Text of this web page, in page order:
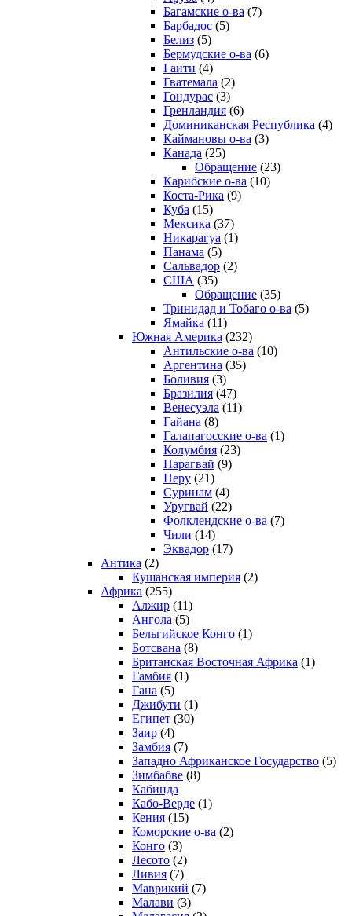
Багамские о-ва (7)
Барбадос (5)
Белиз (5)
Бермудские о-ва (6)
Гаити (4)
Гватемала (2)
Гондурас (3)
Гренландия (6)
Доминиканская Республика (4)
Каймановы о-ва (3)
Канада (25)
Обращение (23)
Карибские о-ва (10)
Коста-Рика (9)
Куба (15)
Мексика (37)
Никарагуа (1)
Панама (5)
Сальвадор (2)
США (35)
Обращение (35)
Тринидад и Тобаго о-ва (5)
Ямайка (11)
Южная Америка (232)
Антильские о-ва (10)
Аргентина (35)
Боливия (3)
Бразилия (47)
Венесуэла (11)
Гайана (8)
Галапагосские о-ва (1)
Колумбия (23)
Парагвай (9)
Перу (21)
Суринам (4)
Уругвай (22)
Фолклендские о-ва (7)
Чили (14)
Эквадор (17)
Антика (2)
Кушанская империя (2)
Африка (255)
Алжир (11)
Ангола (5)
Бельгийское Конго (1)
Ботсвана (8)
Британская Восточная Африка (1)
Гамбия (1)
Гана (5)
Джибути (1)
Египет (30)
Заир (4)
Замбия (7)
Западно Африканское Государство (5)
Зимбабве (8)
Кабинда
Кабо-Верде (1)
Кения (15)
Коморские о-ва (2)
Конго (3)
Лесото (2)
Ливия (7)
Маврикий (7)
Малави (3)